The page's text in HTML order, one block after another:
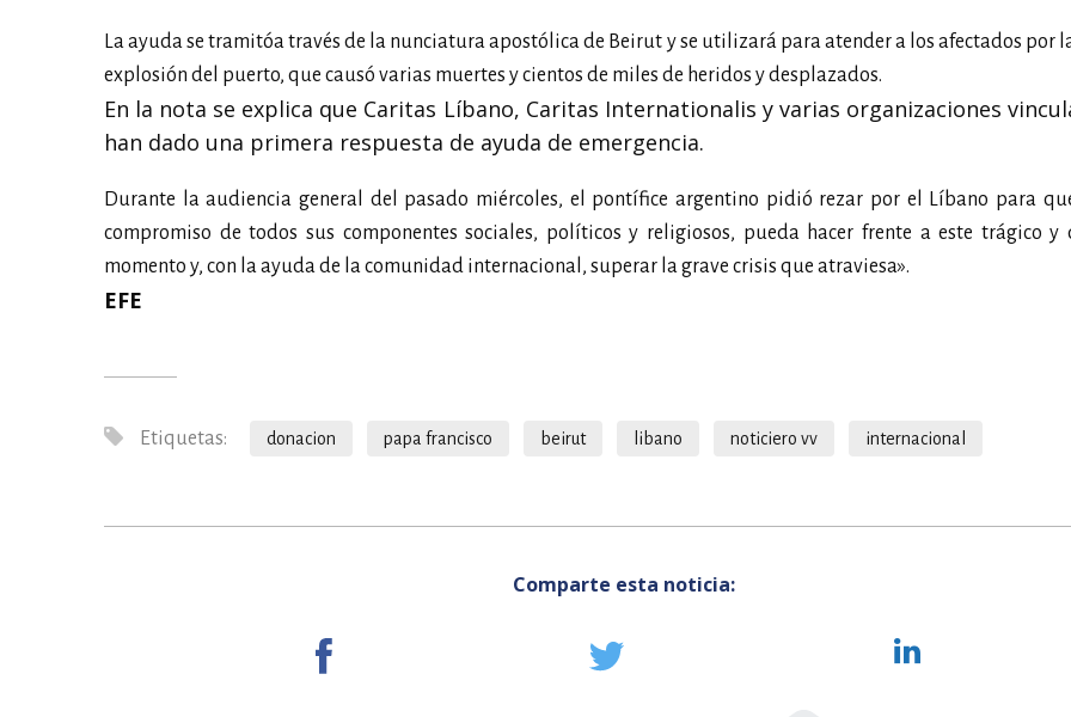
La ayuda se tramitóa través de la nunciatura apostólica de Beirut y se utilizará para atender a los afectados por
explosión del puerto, que causó varias muertes y cientos de miles de heridos y desplazados.
En la nota se explica que Caritas Líbano, Caritas Internationalis y varias organizaciones
han dado una primera respuesta de ayuda de emergencia.
Durante la audiencia general del pasado miércoles, el pontífice argentino pidió rezar por el Líbano para que
compromiso de todos sus componentes sociales, políticos y religiosos, pueda hacer frente a este trágico y
momento y, con la ayuda de la comunidad internacional, superar la grave crisis que atraviesa».
EFE
Etiquetas: donacion papa francisco beirut libano noticiero vv internacional
Comparte esta noticia: